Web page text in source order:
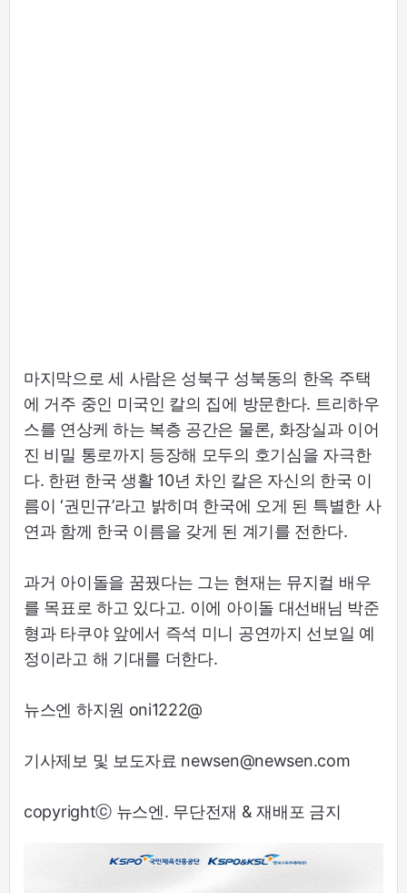
마지막으로 세 사람은 성북구 성북동의 한옥 주택
에 거주 중인 미국인 칼의 집에 방문한다. 트리하우
스를 연상케 하는 복층 공간은 물론, 화장실과 이어
진 비밀 통로까지 등장해 모두의 호기심을 자극한
다. 한편 한국 생활 10년 차인 칼은 자신의 한국 이
름이 ‘권민규’라고 밝히며 한국에 오게 된 특별한 사
연과 함께 한국 이름을 갖게 된 계기를 전한다.
과거 아이돌을 꿈꿨다는 그는 현재는 뮤지컬 배우
를 목표로 하고 있다고. 이에 아이돌 대선배님 박준
형과 타쿠야 앞에서 즉석 미니 공연까지 선보일 예
정이라고 해 기대를 더한다.
뉴스엔 하지원 oni1222@
기사제보 및 보도자료 newsen@newsen.com
copyrightⓒ 뉴스엔. 무단전재 & 재배포 금지